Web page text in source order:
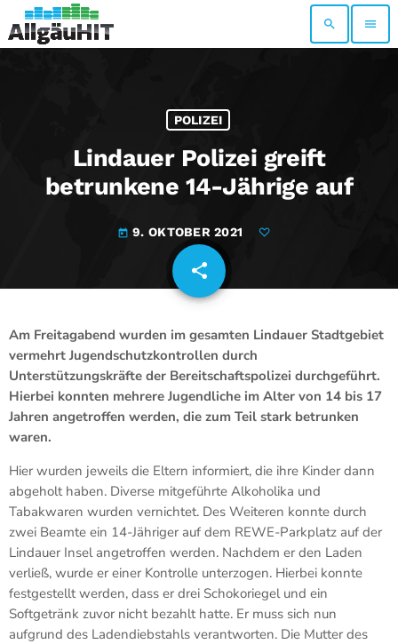
search menu
POLIZEI
Lindauer Polizei greift
betrunkene 14-Jährige auf
today 9. OKTOBER 2021
share
email
Am Freitagabend wurden im gesamten Lindauer Stadtgebiet
vermehrt Jugendschutzkontrollen durch
Unterstützungskräfte der Bereitschaftspolizei durchgeführt.
Hierbei konnten mehrere Jugendliche im Alter von 14 bis 17
Jahren angetroffen werden, die zum Teil stark betrunken
waren.
Hier wurden jeweils die Eltern informiert, die ihre Kinder dann
abgeholt haben. Diverse mitgeführte Alkoholika und
Tabakwaren wurden vernichtet. Des Weiteren konnte durch
zwei Beamte ein 14-Jähriger auf dem REWE-Parkplatz auf der
Lindauer Insel angetroffen werden. Nachdem er den Laden
verließ, wurde er einer Kontrolle unterzogen. Hierbei konnte
festgestellt werden, dass er drei Schokoriegel und ein
Softgetränk zuvor nicht bezahlt hatte. Er muss sich nun
aufgrund des Ladendiebstahls verantworten. Die Mutter des